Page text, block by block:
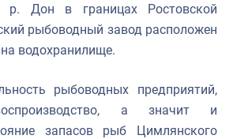
р. Дон в границах Ростовской
рыбоводный завод расположен
водохранилище.
рыбоводных предприятий,
а значит и
запасов рыб Цимлянского